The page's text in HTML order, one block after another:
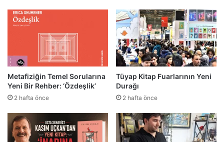
Metafiziğin Temel Sorularına
Yeni Bir Rehber: ‘Özdeşlik’
2 hafta önce
Tüyap Kitap Fuarlarının Yeni
Durağı
2 hafta önce